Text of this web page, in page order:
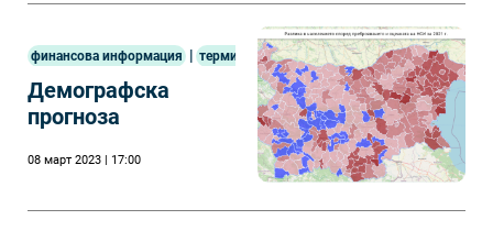
финансова информация | терминология
Демографска
прогноза
08 март 2023 | 17:00